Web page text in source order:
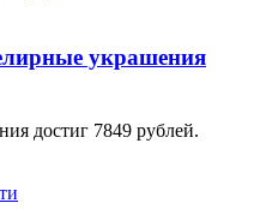
украшения
достиг 7849 рублей.